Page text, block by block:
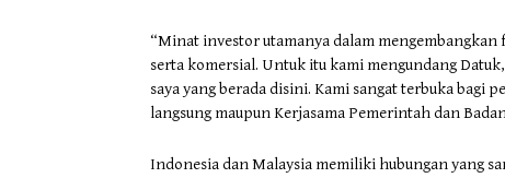
“Minat investor utamanya dalam
serta komersial. Untuk itu kami mengundang
saya yang berada disini. Kami sangat terbuka bagi
langsung maupun Kerjasama Pemerintah dan
Indonesia dan Malaysia memiliki hubungan yang